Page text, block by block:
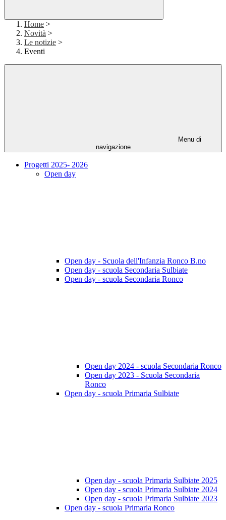
Home >
Novità >
Le notizie >
Eventi
Menu di
navigazione
Progetti 2025- 2026
Open day
Open day - Scuola dell'Infanzia Ronco B.no
Open day - scuola Secondaria Sulbiate
Open day - scuola Secondaria Ronco
Open day 2024 - scuola Secondaria Ronco
Open day 2023 - Scuola Secondaria
Ronco
Open day - scuola Primaria Sulbiate
Open day - scuola Primaria Sulbiate 2025
Open day - scuola Primaria Sulbiate 2024
Open day - scuola Primaria Sulbiate 2023
Open day - scuola Primaria Ronco